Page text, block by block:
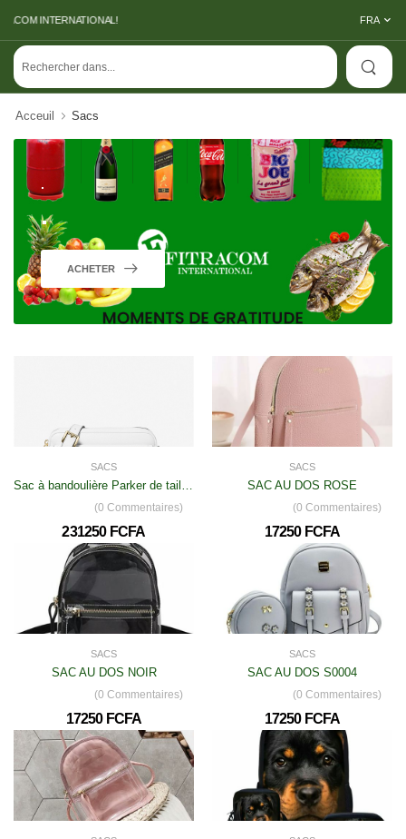
INTERNATIONAL! FRA
Acceuil Sacs
.
.
ACHETER
SACS
Sac à bandoulière Parker de taille moyenne en cuir clouté
(0 Commentaires)
231250 FCFA
SACS
SAC AU DOS ROSE
(0 Commentaires)
17250 FCFA
SACS
SAC AU DOS NOIR
(0 Commentaires)
17250 FCFA
SACS
SAC AU DOS S0004
(0 Commentaires)
17250 FCFA